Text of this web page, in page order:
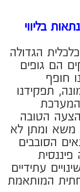
אישי ומשפחתי.
הכנסות
רכישה.
למספר
והשגת הצעה הטובה
שילוב
סיכונים ומקסם
בנקים, וניהול
הטובים
הבנקים, וכן ליווי
הכספים.
משכנתא מול